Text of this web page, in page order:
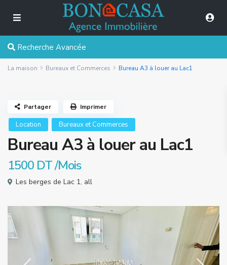
Recherche Avancée
La maison Bureaux et Commerces Bureau A3 à louer au Lac1
Location Bureaux et Commerces
Bureau A3 à louer au Lac1
1500 DT/Mois
Les berges de Lac 1, all
Partager Imprimer